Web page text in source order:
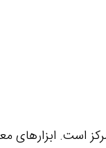
است. ابزارهای